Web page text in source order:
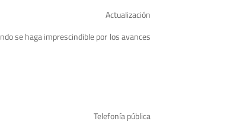
Actualización
se haga imprescindible por los avances
Telefonía pública